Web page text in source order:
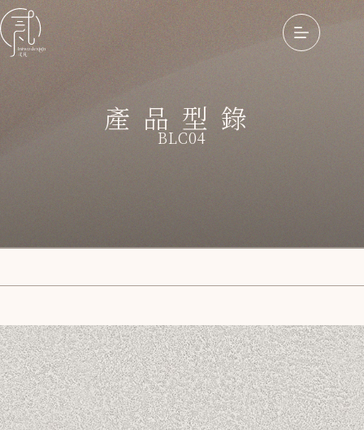
產品型錄
BLC04